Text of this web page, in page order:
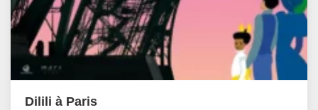
Dilili à Paris